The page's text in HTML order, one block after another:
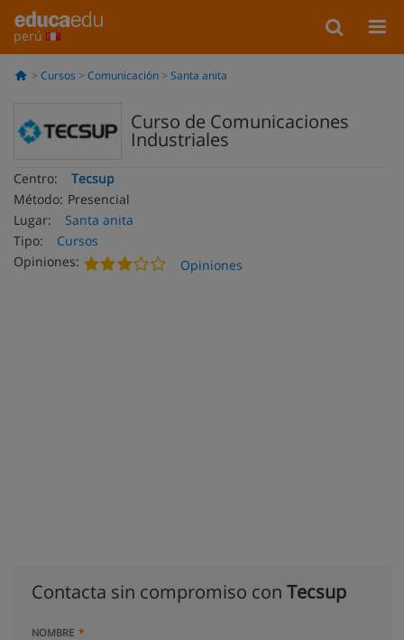
perú
Cursos Comunicación Santa anita
Curso de Comunicaciones
Industriales
Centro:
Tecsup
Método: Presencial
Lugar:
Santa anita
Tipo:
Cursos
Opiniones:
Opiniones
Contacta sin compromiso con Tecsup
NOMBRE